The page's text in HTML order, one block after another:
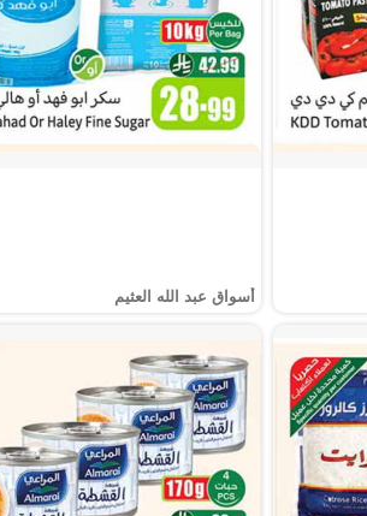
أسواق عبد الله العثيم